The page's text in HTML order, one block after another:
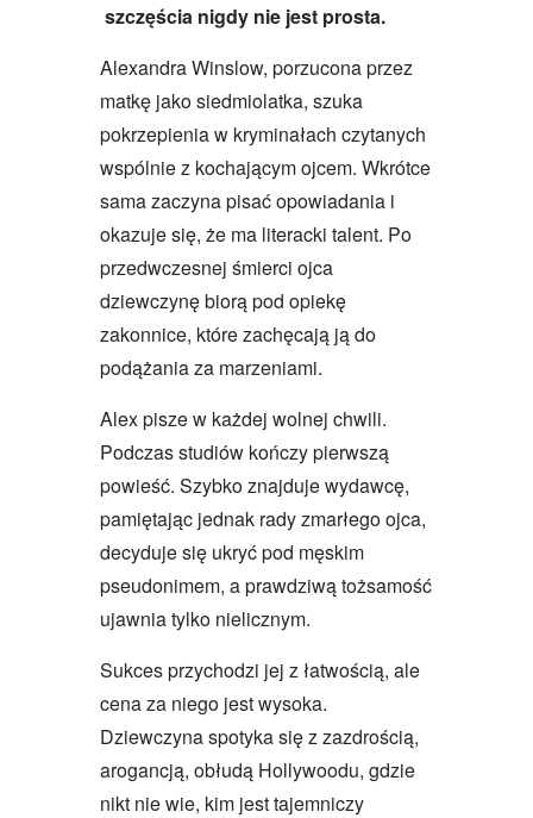
szczęścia nigdy nie jest prosta.
Alexandra Winslow, porzucona przez
matkę jako siedmiolatka, szuka
pokrzepienia w kryminałach czytanych
wspólnie z kochającym ojcem. Wkrótce
sama zaczyna pisać opowiadania i
okazuje się, że ma literacki talent. Po
przedwczesnej śmierci ojca
dziewczynę biorą pod opiekę
zakonnice, które zachęcają ją do
podążania za marzeniami.
Alex pisze w każdej wolnej chwili.
Podczas studiów kończy pierwszą
powieść. Szybko znajduje wydawcę,
pamiętając jednak rady zmarłego ojca,
decyduje się ukryć pod męskim
pseudonimem, a prawdziwą tożsamość
ujawnia tylko nielicznym.
Sukces przychodzi jej z łatwością, ale
cena za niego jest wysoka.
Dziewczyna spotyka się z zazdrością,
arogancją, obłudą Hollywoodu, gdzie
nikt nie wie, kim jest tajemniczy